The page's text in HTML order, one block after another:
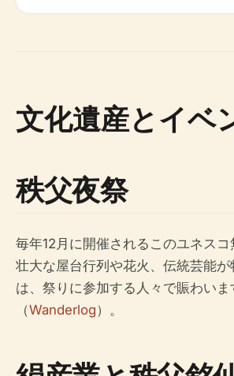
文化遺産とイベ
秩父夜祭
毎年12月に開催されるこのユネスコ
壮大な屋台行列や花火、伝統芸能
は、祭りに参加する人々で賑わいま
（Wanderlog）。